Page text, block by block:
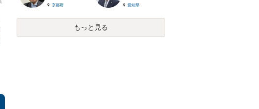
京都府
愛知県
もっと見る